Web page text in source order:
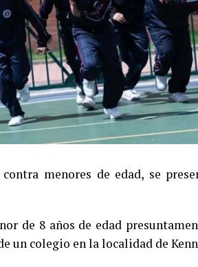
menores de edad, se
de 8 años de edad
un colegio en la localidad de